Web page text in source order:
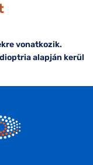
vonatkozik.
alapján kerül